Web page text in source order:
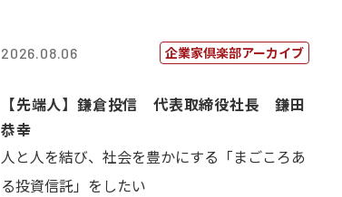
2026.08.06 企業家倶楽部アーカイブ
【先端人】鎌倉投信 代表取締役社長 鎌田
恭幸
人と人を結び、社会を豊かにする「まごころあ
る投資信託」をしたい